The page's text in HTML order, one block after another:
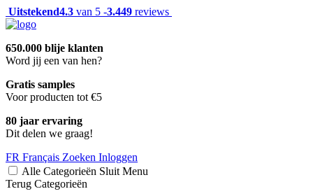
Uitstekend4.3 van 5 -3.449 reviews
650.000 blije klanten
Word jij een van hen?
Gratis samples
Voor producten tot €5
80 jaar ervaring
Dit delen we graag!
FR Français Zoeken Inloggen
Alle Categorieën Sluit Menu
Terug Categorieën